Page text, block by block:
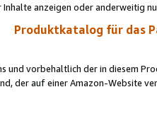
anzeigen oder anderweitig
Produktkatalog für das
und vorbehaltlich der in diesem
der auf einer Amazon-Website